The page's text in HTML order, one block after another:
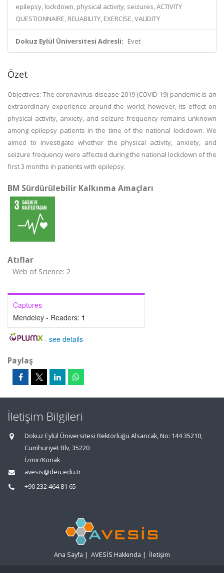
epilepsy, lockdown, physical activity, seizures, ACTIVITY
QUESTIONNAIRE, RELIABILITY, EXERCISE, VALIDITY
Dokuz Eylül Üniversitesi Adresli: Evet
Özet
Objectives: The coronavirus disease 2019 (COVID-19) pandemic is an
extraordinary experience around the world; however, its effect on
physical activity, anxiety, and seizure frequency remains unknown
among epilepsy patients in the time of the national lockdown. We
aimed to investigate whether the physical activity, anxiety, and
seizure frequency were affected during the national lockdown of the
first 3 months in patients with epilepsy.
BM Sürdürülebilir Kalkınma Amaçları
Atıflar
Web of Science: 2
Captures
Mendeley - Readers: 1
- see details
Paylaş
İletişim Bilgileri
Dokuz Eylül Üniversitesi Rektörlüğü Alsancak, No: 144 35210,
Cumhuriyet Blv, 35220
İzmir/Konak
avesis@deu.edu.tr
+90 232 464 81 65
Ana Sayfa | AVESİS Hakkında | İletişim